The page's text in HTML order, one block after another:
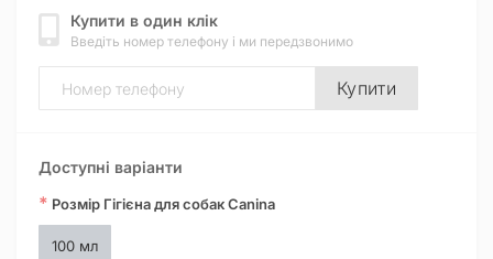
Купити в один клік
Введіть номер телефону і ми передзвонимо
Купити
Доступні варіанти
* Розмір Гігієна для собак Canina
100 мл